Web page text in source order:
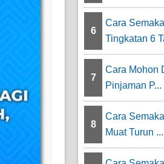
6
Cara
Tingkatan 6
7
Cara Mohon
Pinjaman P...
8
Cara
Muat Turun ...